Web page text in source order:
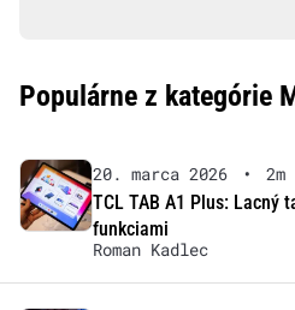
Populárne z kategórie
20. marca 2026 •
2m
TCL TAB A1 Plus: Lacný
funkciami
Roman Kadlec